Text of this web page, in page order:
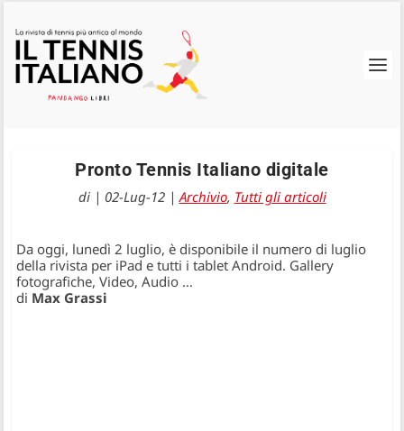
Pronto Tennis Italiano digitale
di | 02-Lug-12|Archivio, Tutti gli articoli
Da oggi, lunedì 2 luglio, è disponibile il numero di luglio
della rivista per iPad e tutti i tablet Android. Gallery
fotografiche, Video, Audio …
di Max Grassi